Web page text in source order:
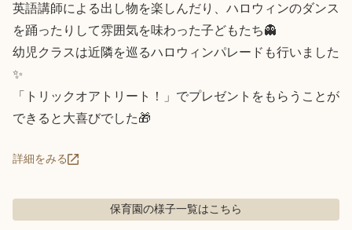
英語講師による出し物を楽しんだり、ハロウィンのダンス
を踊ったりして雰囲気を味わった子どもたち👻
幼児クラスは近隣を巡るハロウィンパレードも行いました
✨
「トリックオアトリート！」でプレゼントをもらうことが
できると大喜びでした🎁
詳細をみる
保育園の様子一覧はこちら